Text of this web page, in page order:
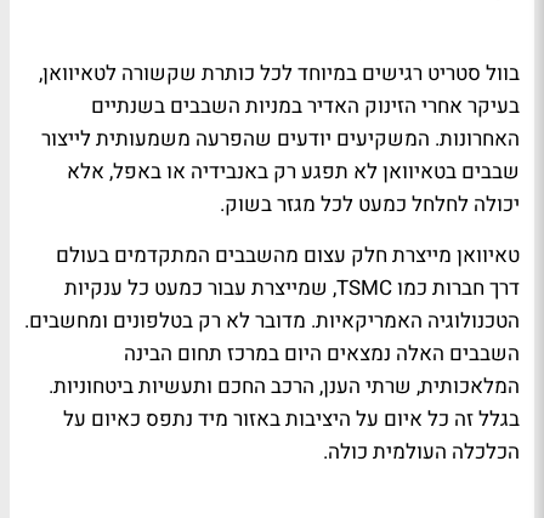
בוול סטריט רגישים במיוחד לכל כותרת שקשורה לטאיוואן,
בעיקר אחרי הזינוק האדיר במניות השבבים בשנתיים
האחרונות. המשקיעים יודעים שהפרעה משמעותית לייצור
שבבים בטאיוואן לא תפגע רק באנבידיה או באפל, אלא
יכולה לחלחל כמעט לכל מגזר בשוק.
טאיוואן מייצרת חלק עצום מהשבבים המתקדמים בעולם
דרך חברות כמו TSMC, שמייצרת עבור כמעט כל ענקיות
הטכנולוגיה האמריקאיות. מדובר לא רק בטלפונים ומחשבים.
השבבים האלה נמצאים היום במרכז תחום הבינה
המלאכותית, שרתי הענן, הרכב החכם ותעשיות ביטחוניות.
בגלל זה כל איום על היציבות באזור מיד נתפס כאיום על
הכלכלה העולמית כולה.